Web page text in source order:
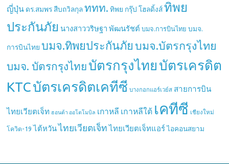
ญี่ปุ่น ดร.สมพร สืบถวิลกุล ททท. ทิพย กรุ๊ป โฮลดิ้งส์ ทิพย
ประกันภัย นางสาววริษฐา พัฒนรัชต์ บมจ.การบินไทย บมจ.
การบินไทย บมจ.ทิพยประกันภัย บมจ.บัตรกรุงไทย
บมจ. บัตรกรุงไทย บัตรกรุงไทย บัตรเครดิต
KTCบัตรเครดิตเคทีซี บางกอกแอร์เวย์ส สายการบิน
ไทยเวียตเจ็ท ฮอนด้า ออโตโมบิล เกาหลี เกาหลีใต้ เคทีซี เชียงใหม่
โควิด-19 ไต้หวัน ไทยเวียตเจ็ท ไทยเวียตเจ็ทแอร์ ไอคอนสยาม